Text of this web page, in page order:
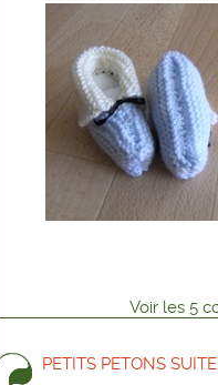
Voir les 5
PETITS PETONS SUITE